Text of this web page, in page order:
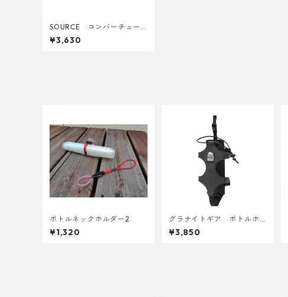
SOURCE コンバーチュー
ブ
¥3,630
ボトルネックホルダー2
¥1,320
グラナイトギア ボトルホ
ルスター
¥3,850